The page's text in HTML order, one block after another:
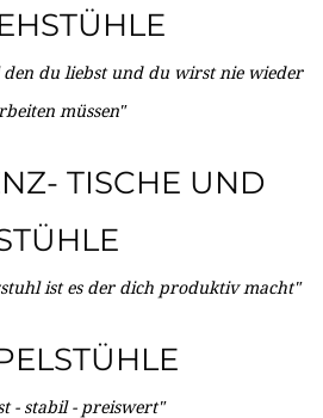
den du liebst und du wirst nie wieder
müssen"
TISCHE UND
ist es der dich produktiv macht"
- stabil - preiswert"